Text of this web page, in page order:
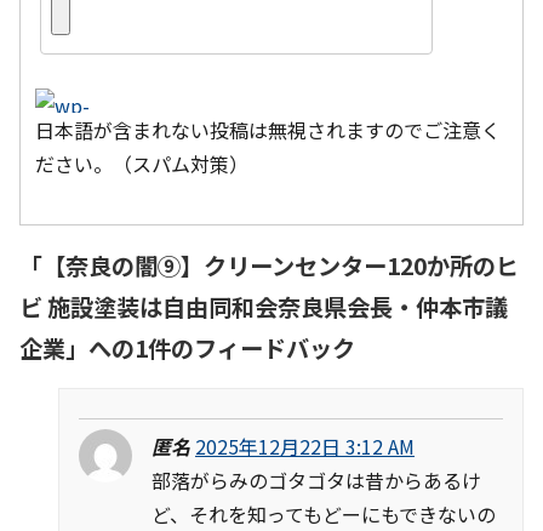
日本語が含まれない投稿は無視されますのでご注意く
ださい。（スパム対策）
「 【奈良の闇⑨】クリーンセンター120か所のヒ
ビ 施設塗装は自由同和会奈良県会長・仲本市議
企業」への1件のフィードバック
匿名 2025年12月22日 3:12 AM
部落がらみのゴタゴタは昔からあるけ
ど、それを知ってもどーにもできないの